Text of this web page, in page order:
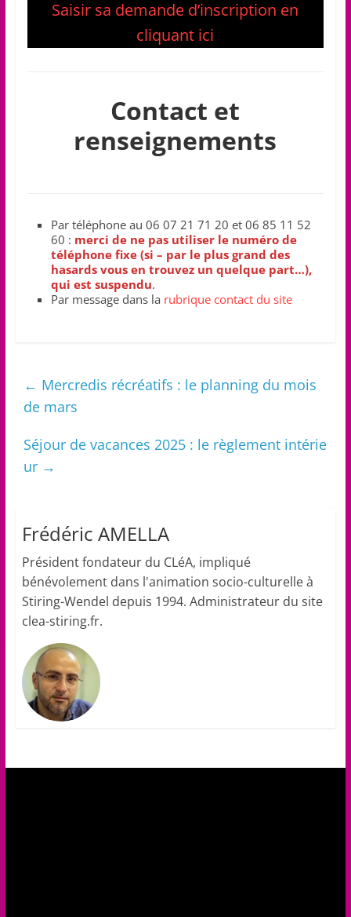
Saisir sa demande d’inscription en
cliquant ici
Contact et
renseignements
Par téléphone au 06 07 21 71 20 et 06 85 11 52
60 : merci de ne pas utiliser le numéro de
téléphone fixe (si – par le plus grand des
hasards vous en trouvez un quelque part…),
qui est suspendu.
Par message dans la rubrique contact du site
← Mercredis récréatifs : le planning du mois
de mars
Séjour de vacances 2025 : le règlement intérie
ur →
Frédéric AMELLA
Président fondateur du CLéA, impliqué
bénévolement dans l'animation socio-culturelle à
Stiring-Wendel depuis 1994. Administrateur du site
clea-stiring.fr.